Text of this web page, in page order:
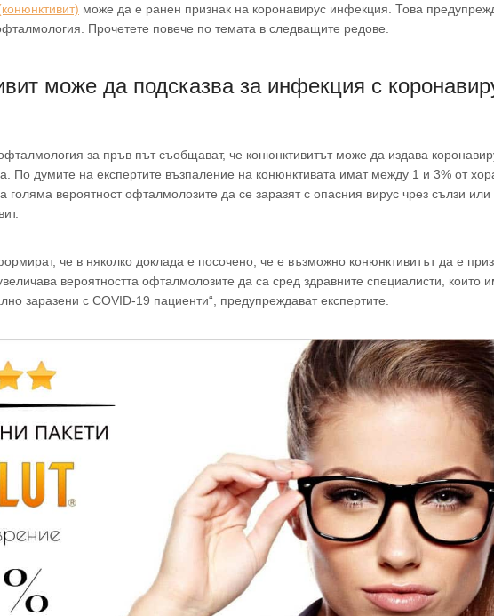
може да е ранен признак на коронавирус инфекция. Това
Прочетете повече по темата в следващите редове.
може да подсказва за инфекция с
за пръв път съобщават, че конюнктивитът може да издава
По думите на експертите възпаление на конюнктивата имат между 1 и 3% от
голяма вероятност офталмолозите да се заразят с опасния вирус чрез сълзи или
че в няколко доклада е посочено, че е възможно конюнктивитът да е
вероятността офталмолозите да са сред здравните специалисти, които
заразени с COVID-19 пациенти“, предупреждават експертите.